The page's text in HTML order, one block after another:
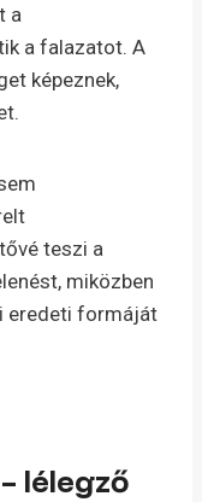
a
a falazatot. A
képeznek,
teszi a
miközben
eredeti formáját
lélegző